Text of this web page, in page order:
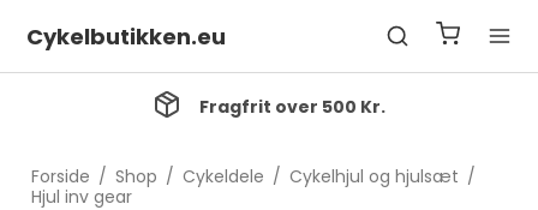
Cykelbutikken.eu
Fragfrit over 500 Kr.
Forside / Shop / Cykeldele / Cykelhjul og hjulsæt /
Hjul inv gear